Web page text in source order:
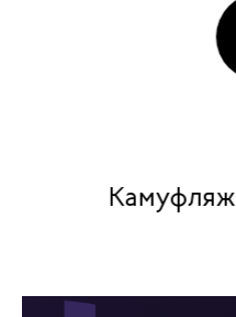
Камуфляж